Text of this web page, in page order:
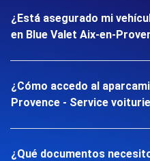
¿Está asegurado mi
en Blue Valet Aix-en-
¿Cómo accedo al
Provence - Service
¿Qué documentos